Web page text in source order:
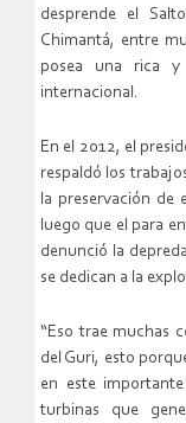
desprende el
Chimantá, entre
posea una rica y
internacional.
En el 2012, el
respaldó los
la preservación de
luego que el para
denunció la
se dedican a la
“Eso trae muchas
del Guri, esto
en este
turbinas que